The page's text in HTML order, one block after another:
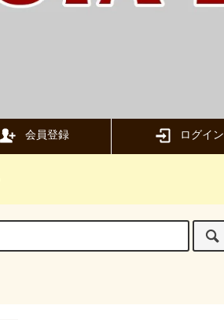
会員登録 ログイン